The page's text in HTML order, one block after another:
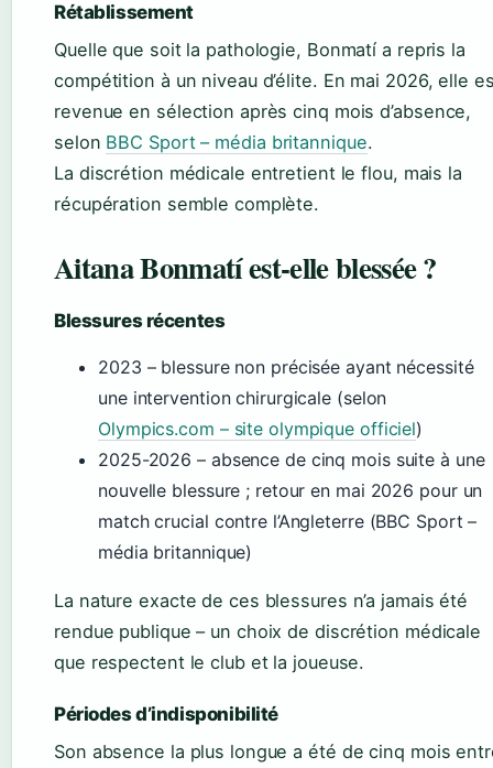
Rétablissement
Quelle que soit la pathologie, Bonmatí a repris la
compétition à un niveau d’élite. En mai 2026, elle
revenue en sélection après cinq mois d’absence,
selon BBC Sport – média britannique.
La discrétion médicale entretient le flou, mais la
récupération semble complète.
Aitana Bonmatí est-elle blessée ?
Blessures récentes
2023 – blessure non précisée ayant nécessité
une intervention chirurgicale (selon
Olympics.com – site olympique officiel)
2025-2026 – absence de cinq mois suite à une
nouvelle blessure ; retour en mai 2026 pour un
match crucial contre l’Angleterre (BBC Sport –
média britannique)
La nature exacte de ces blessures n’a jamais été
rendue publique – un choix de discrétion médicale
que respectent le club et la joueuse.
Périodes d’indisponibilité
Son absence la plus longue a été de cinq mois